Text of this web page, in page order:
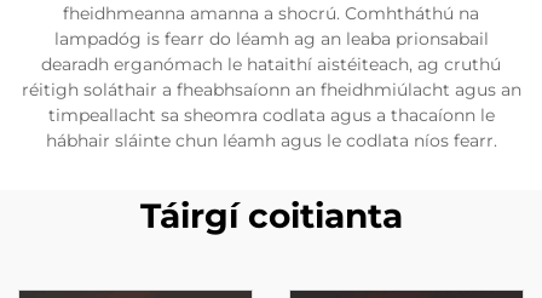
fheidhmeanna amanna a shocrú. Comhtháthú na
lampadóg is fearr do léamh ag an leaba prionsabail
dearadh erganómach le hataithí aistéiteach, ag cruthú
réitigh soláthair a fheabhsaíonn an fheidhmiúlacht agus an
timpeallacht sa sheomra codlata agus a thacaíonn le
hábhair sláinte chun léamh agus le codlata níos fearr.
Táirgí coitianta